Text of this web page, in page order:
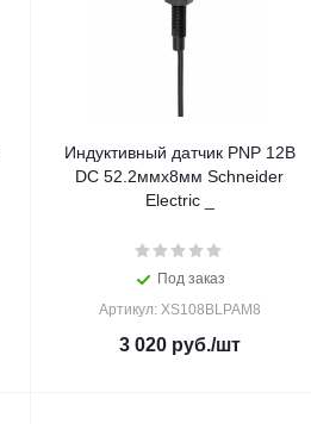
Индуктивный датчик PNP 12В
DC 52.2ммx8мм Schneider
Electric _
Под заказ
Артикул: XS108BLPAM8
3 020руб./шт